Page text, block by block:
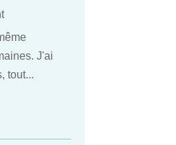
J'ai
tout...